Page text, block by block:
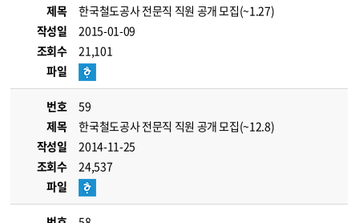
제목
한국철도공사 전문직 직원 공개 모집(~1.27)
작성일
2015-01-09
조회수
21,101
파일
번호
59
제목
한국철도공사 전문직 직원 공개 모집(~12.8)
작성일
2014-11-25
조회수
24,537
파일